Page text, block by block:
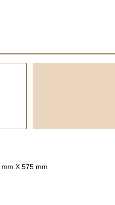
mm X 575 mm